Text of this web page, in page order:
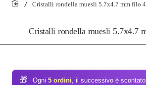
Cristalli rondella muesli 5.7x4.7
Cristalli rondella muesli 5.7x4.7 mm filo
🎁 Ogni 5 ordini, il successivo è scontato